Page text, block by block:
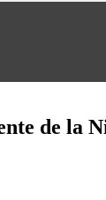
de la